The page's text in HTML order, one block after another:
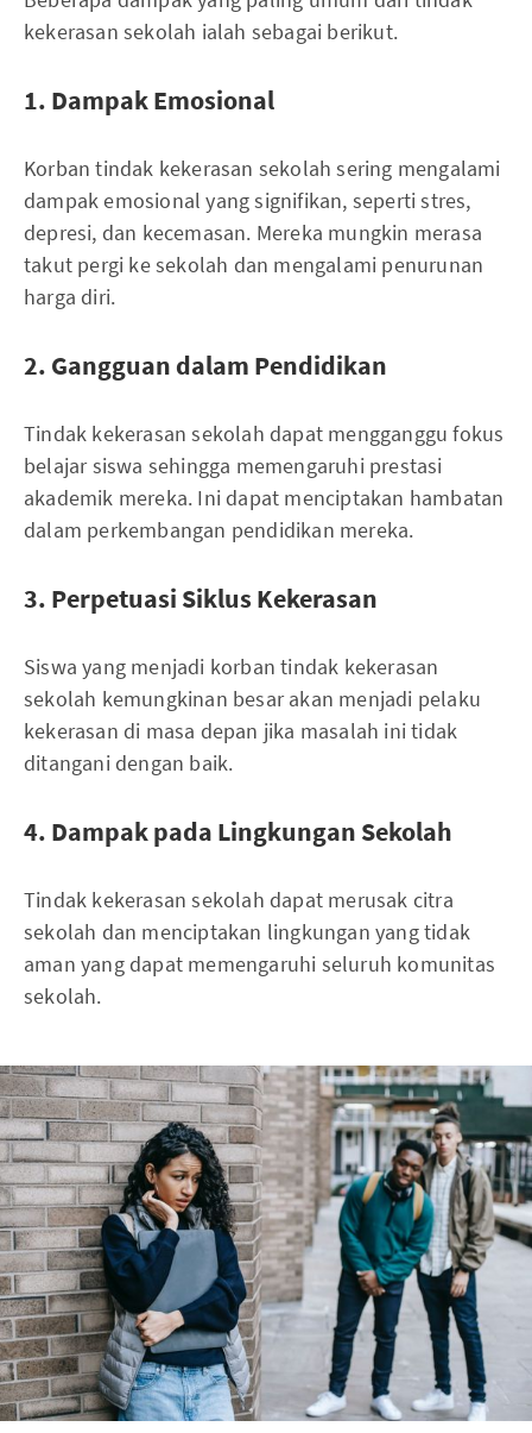
kekerasan sekolah ialah sebagai berikut.
1. Dampak Emosional
Korban tindak kekerasan sekolah sering mengalami
dampak emosional yang signifikan, seperti stres,
depresi, dan kecemasan. Mereka mungkin merasa
takut pergi ke sekolah dan mengalami penurunan
harga diri.
2. Gangguan dalam Pendidikan
Tindak kekerasan sekolah dapat mengganggu fokus
belajar siswa sehingga memengaruhi prestasi
akademik mereka. Ini dapat menciptakan hambatan
dalam perkembangan pendidikan mereka.
3. Perpetuasi Siklus Kekerasan
Siswa yang menjadi korban tindak kekerasan
sekolah kemungkinan besar akan menjadi pelaku
kekerasan di masa depan jika masalah ini tidak
ditangani dengan baik.
4. Dampak pada Lingkungan Sekolah
Tindak kekerasan sekolah dapat merusak citra
sekolah dan menciptakan lingkungan yang tidak
aman yang dapat memengaruhi seluruh komunitas
sekolah.